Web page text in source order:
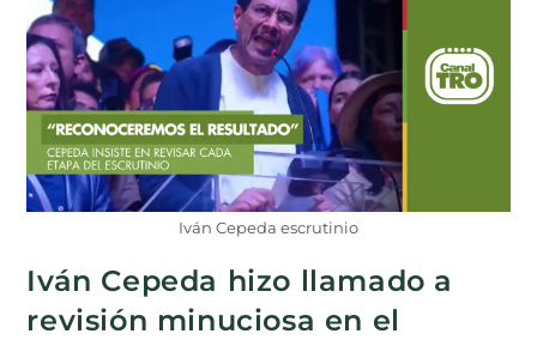
Iván Cepeda escrutinio
Iván Cepeda hizo llamado a
revisión minuciosa en el